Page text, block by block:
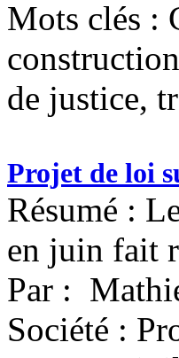
Mots clés :
de justice,
Projet de loi
Résumé :
en juin fait
Par :
Société :